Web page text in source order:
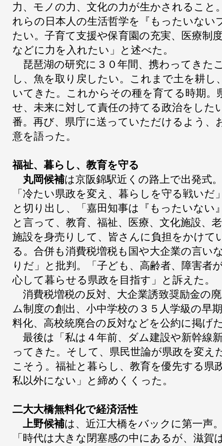
力、モノの力、文化の力が生かされること
れらの日本人の生活哲学を『もったいない
たい。子育て支援や保育園の充実、医療制
などに力を入れたい」と述べた。
琵琶湖の研究に３０年間、携わってきた
し、魚を取り戻したい。これまで土を耕し
いてきた。これからその種を育てる時期。
せ、未来に対して責任の持てる政治をした
番。再び、県庁に送っていただけるよう、
意を語った。
福祉、暮らし、教育を守る
丸岡候補は京阪錦駅近くの路上で出発式。
「冷たい県政を変え、暮らしを守る戦いだ
と切り出し、「嘉田知事は『もったいない
と言って、教育、福祉、医療、文化施設、
施設を身売りして、皆さんに負担をかけて
る。合併も消費税増税も国や大企業の言い
りだ」と批判。「子ども、高齢者、障害者
心して暮らせる県政を目指す」と訴えた。
消費税増税の反対、大企業誘致奨励金の
ム制度の創出、小中学校の３５人学級の早
料化、高校統廃合の反対などを公約に掲げ
最後は「私は４年前、ダム建設や新幹線
ってきた。そして、県民世論が県政を変え
こそう。福祉と暮らし、教育を優先する県
私以外にない」と締めくくった。
二大大橋無料化で経済活性
上野候補は、近江大橋をバックに第一声
「時代は大きな閉塞感の中にあるが、滋賀